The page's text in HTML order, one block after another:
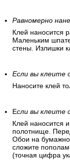
Равномерно
Клей наносится
Маленьким
стены. Излишки
Если вы клеите
Наносите клей
Если вы клеите
Клей наносится
полотнище.
Обои на
сложите
(точная цифра